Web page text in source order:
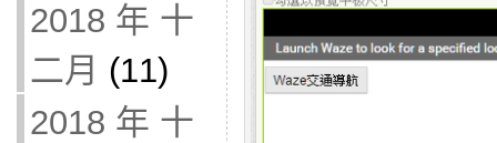
2018 年 十
二月 (11)
2018 年 十